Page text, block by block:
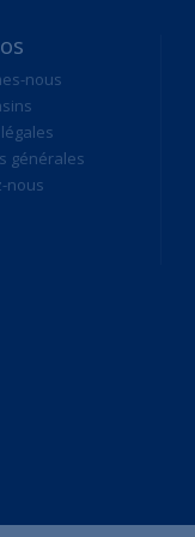
nous
générales
nous